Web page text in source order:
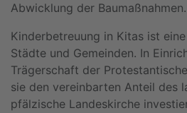
Abwicklung der Baumaßnahmen.
Kinderbetreuung in Kitas ist
Städte und Gemeinden. In
Trägerschaft der
sie den vereinbarten Anteil des
pfälzische Landeskirche